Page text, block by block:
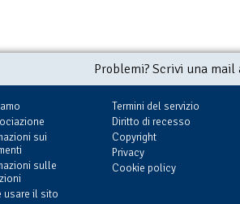
Problemi? Scrivi una
sui
sulle
usare il sito
Termini del servizio
Diritto di recesso
Copyright
Privacy
Cookie policy